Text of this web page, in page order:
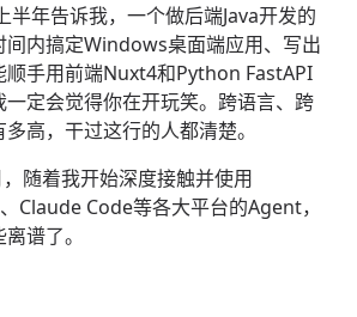
半年告诉我，一个做后端Java开发的
间内搞定Windows桌面端应用、写出
顺手用前端Nuxt4和Python FastAPI
定会觉得你在开玩笑。跨语言、跨
高，干过这行的人都清楚。
随着我开始深度接触并使用
Claude Code等各大平台的Agent，
谱了。